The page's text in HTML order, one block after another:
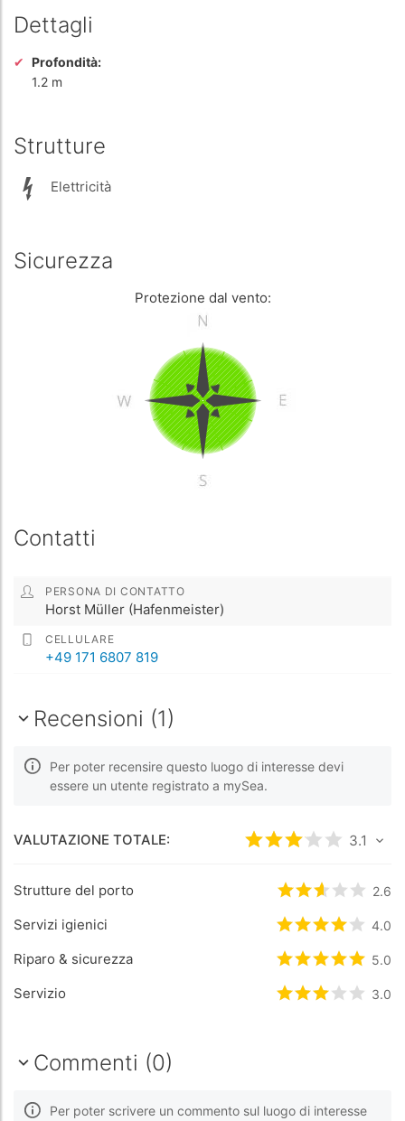
Dettagli
Profondità:
1.2 m
Strutture
Elettricità
Sicurezza
Protezione dal vento:
Contatti
PERSONA DI CONTATTO
Horst Müller (Hafenmeister)
CELLULARE
+49 171 6807 819
Recensioni (1)
Per poter recensire questo luogo di interesse devi
essere un utente registrato a mySea.
VALUTAZIONE TOTALE: Valutato3.1/5
3.1
Strutture del porto Valutato2.6/5
2.6
Servizi igienici Valutato4/54.0
Riparo & sicurezza Valutato5/55.0
Servizio Valutato3/53.0
Commenti (0)
Per poter scrivere un commento sul luogo di interesse